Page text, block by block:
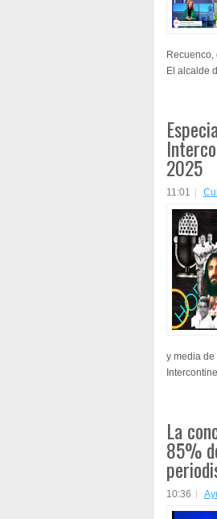
El alcalde
2025
11:01
y media
La
85%
10:36